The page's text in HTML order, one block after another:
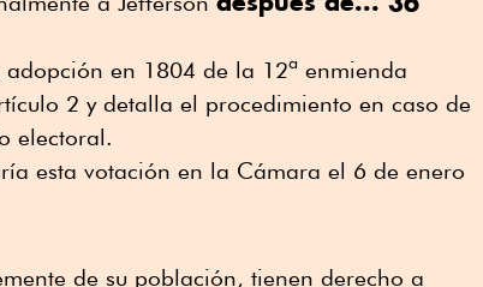
en 1804 de la 12ª enmienda
2 y detalla el procedimiento en caso de
electoral.
esta votación en la Cámara el 6 de enero
de su población, tienen derecho a